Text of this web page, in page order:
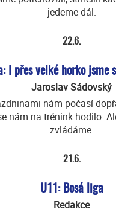
jedeme dál.
22.6.
I přes velké horko jsme
Jaroslav Sádovský
nám počasí
nám na trénink hodilo.
zvládáme.
21.6.
U11: Bosá liga
Redakce